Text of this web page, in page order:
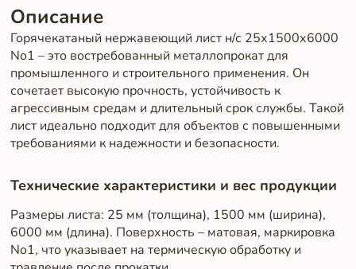
Описание
Горячекатаный нержавеющий лист н/с 25х1500х6000
No1 – это востребованный металлопрокат для
промышленного и строительного применения. Он
сочетает высокую прочность, устойчивость к
агрессивным средам и длительный срок службы. Такой
лист идеально подходит для объектов с повышенными
требованиями к надежности и безопасности.
Технические характеристики и вес продукции
Размеры листа: 25 мм (толщина), 1500 мм (ширина),
6000 мм (длина). Поверхность – матовая, маркировка
No1, что указывает на термическую обработку и